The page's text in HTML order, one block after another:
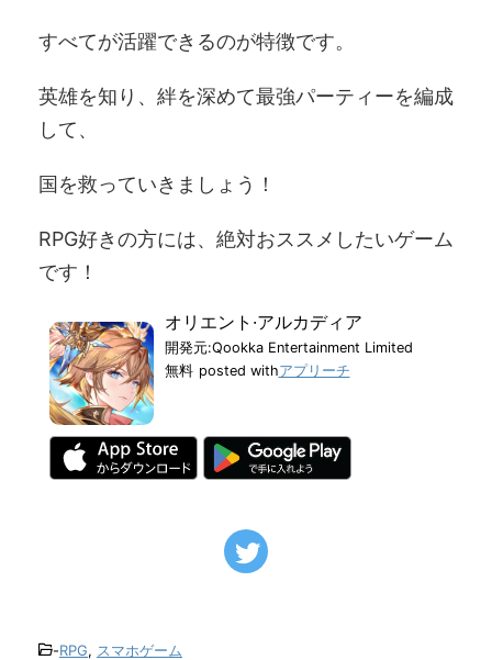
すべてが活躍できるのが特徴です。
英雄を知り、絆を深めて最強パーティーを編成
して、
国を救っていきましょう！
RPG好きの方には、絶対おススメしたいゲーム
です！
オリエント·アルカディア
開発元:Qookka Entertainment Limited
無料 posted withアプリーチ
-RPG, スマホゲーム